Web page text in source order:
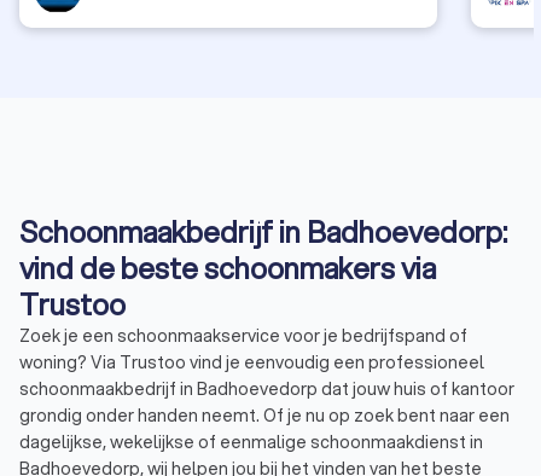
Schoonmaakbedrijf in Badhoevedorp:
vind de beste schoonmakers via
Trustoo
Zoek je een schoonmaakservice voor je bedrijfspand of
woning? Via Trustoo vind je eenvoudig een professioneel
schoonmaakbedrijf in Badhoevedorp dat jouw huis of kantoor
grondig onder handen neemt. Of je nu op zoek bent naar een
dagelijkse, wekelijkse of eenmalige schoonmaakdienst in
Badhoevedorp, wij helpen jou bij het vinden van het beste